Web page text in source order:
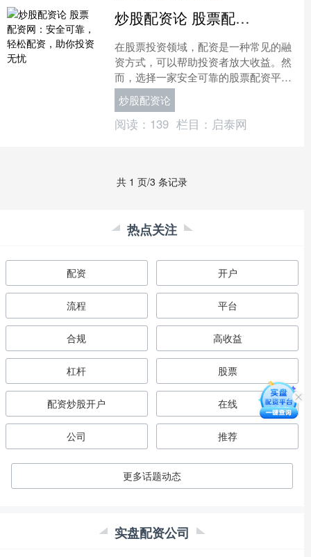
炒股配资论 股票配资网：安全可靠，轻松配资，助你投资无忧
在股票投资领域，配资是一种常见的融
资方式，可以帮助投资者放大收益。然
而，选择一家安全可靠的股票配资平台
至关重要。 * **监管资质：**选择受国家
监管机构监管的....
炒股配资论
阅读： 139 栏目： 启泰网
共 1 页/3 条记录
热点关注
配资 开户
流程 平台
合规 高收益
杠杆 股票
配资炒股开户 在线
公司 推荐
更多话题动态
实盘配资公司